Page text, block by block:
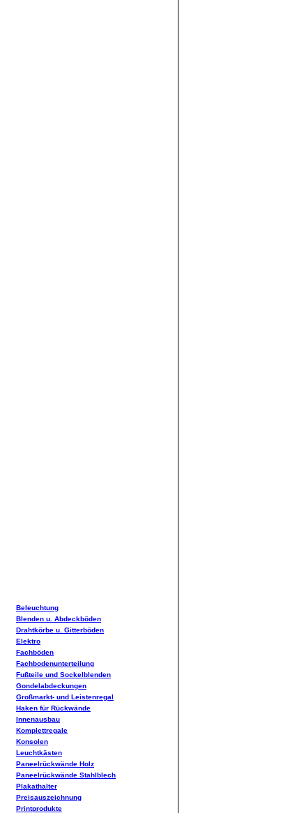
Beleuchtung
Blenden u. Abdeckböden
Drahtkörbe u. Gitterböden
Elektro
Fachböden
Fachbodenunterteilung
Fußteile und Sockelblenden
Gondelabdeckungen
Großmarkt- und Leistenregal
Haken für Rückwände
Innenausbau
Komplettregale
Konsolen
Leuchtkästen
Paneelrückwände Holz
Paneelrückwände Stahlblech
Plakathalter
Preisauszeichnung
Printprodukte